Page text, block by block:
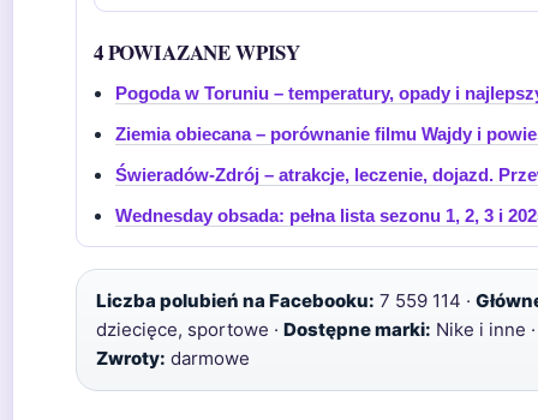
4 POWIAZANE WPISY
Pogoda w Toruniu – temperatury, opady i
Ziemia obiecana – porównanie filmu Wajdy i
Świeradów-Zdrój – atrakcje, leczenie, dojazd.
Wednesday obsada: pełna lista sezonu 1, 2, 3 i
Liczba polubień na Facebooku: 7 559 114 ·
dziecięce, sportowe · Dostępne marki: Nike i inne
Zwroty: darmowe